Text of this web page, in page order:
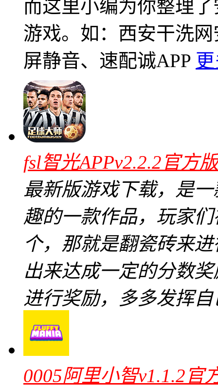
而这里小编为你整理
游戏。如：西安干洗
屏静音、速配诚APP
fsl智光APPv2.2.2官方版
最新版游戏下载，是
趣的一款作品，玩家
个，那就是翻瓷砖来
出来达成一定的分数
进行奖励，多多发挥
0005阿里小智v1.1.2官